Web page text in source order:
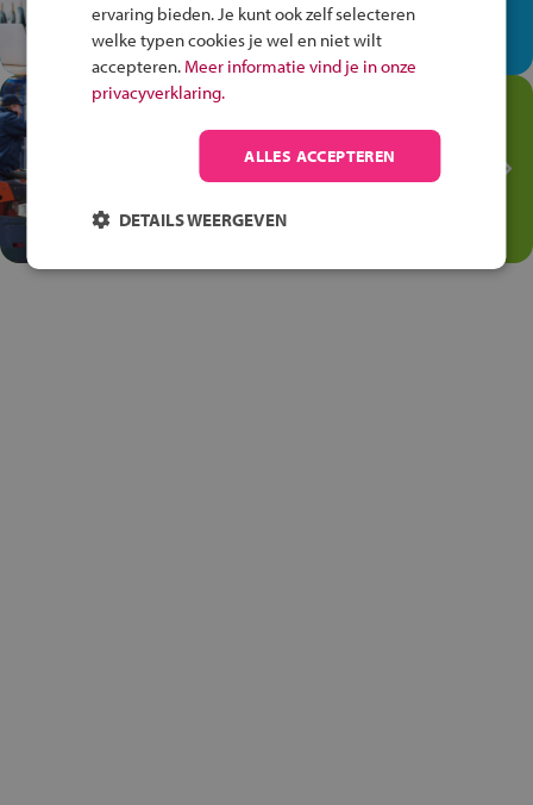
op de winkelvloer, waar elke dag
anders is!
Jouw talent in de
Transport en Logistiek
Kies voor vmbo Transport en
thuiskomen!
ervaring bieden. Je kunt ook zelf selecteren
welke typen cookies je wel en niet wilt
accepteren. Meer informatie vind je in onze
privacyverklaring.
ALLES ACCEPTEREN
DETAILS WEERGEVEN